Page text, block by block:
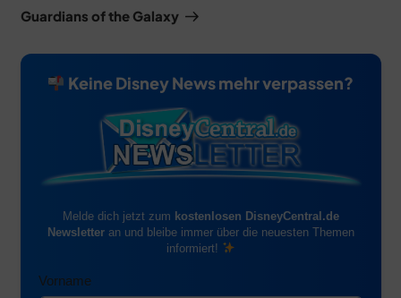
Beitrag
Guardians of the Galaxy
Keine Disney News mehr verpassen?
Melde dich jetzt zum kostenlosen DisneyCentral.de
Newsletteran und bleibe immer über die neuesten Themen
informiert!
Vorname